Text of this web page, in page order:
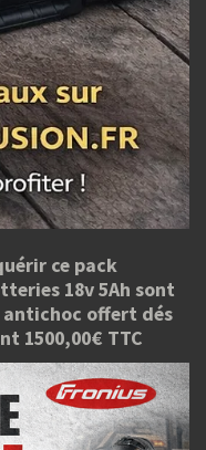
ce pack
18v 5Ah sont
offert dés
1500,00€ TTC